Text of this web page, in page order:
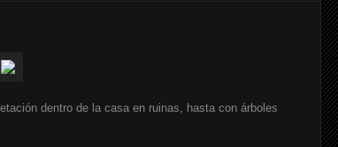
dentro de la casa en ruinas, hasta con árboles